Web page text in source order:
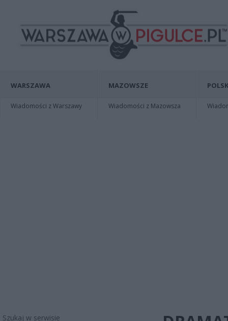
WARSZAWA
Wiadomości z Warszawy
MAZOWSZE
Wiadomości z Mazowsza
Szukaj w serwisie